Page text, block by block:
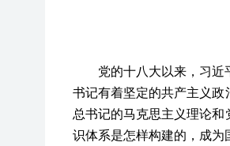
党的十八大以来，习
书记有着坚定的共产主义
总书记的马克思主义理论
识体系是怎样构建的，成为